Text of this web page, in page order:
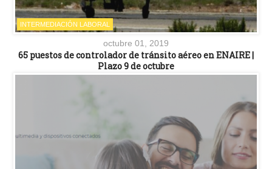
INTERMEDIACIÓN LABORAL
octubre 01, 2019
65 puestos de controlador de tránsito aéreo en ENAIRE |
Plazo 9 de octubre